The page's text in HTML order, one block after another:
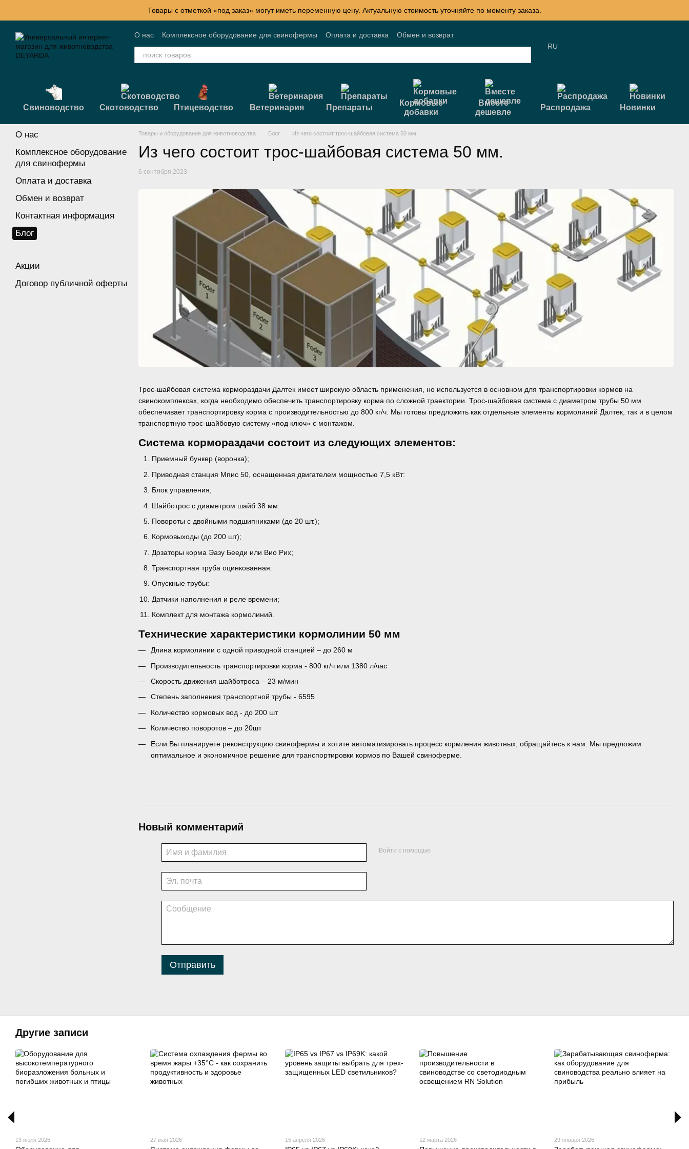
Товары с отметкой «под заказ» могут иметь переменную цену. Актуальную стоимость уточняйте по моменту заказа.
О нас Комплексное оборудование для свинофермы Оплата и доставка
Обмен и возврат
Контактная информация
Блог Акции Договор публичной оферты RU
Свиноводство Скотоводство Птицеводство Ветеринария Препараты
Кормовые
добавки
Вместе
дешевле
Распродажа Новинки
Товары и оборудование для животноводства Блог Из чего состоит трос-шайбовая система 50 мм.
Из чего состоит трос-шайбовая система 50 мм.
6 сентября 2023
Трос-шайбовая система кормораздачи Далтек имеет широкую область применения, но используется в основном для транспортировки кормов на
свинокомплексах, когда необходимо обеспечить транспортировку корма по сложной траектории. Трос-шайбовая система с диаметром трубы 50 мм
обеспечивает транспортировку корма с производительностью до 800 кг/ч. Мы готовы предложить как отдельные элементы кормолиний Далтек, так и в целом
транспортную трос-шайбовую систему «под ключ» с монтажом.
Система кормораздачи состоит из следующих элементов:
Приемный бункер (воронка);
Приводная станция Мпис 50, оснащенная двигателем мощностью 7,5 кВт:
Блок управления;
Шайботрос с диаметром шайб 38 мм:
Повороты с двойными подшипниками (до 20 шт.);
Кормовыходы (до 200 шт);
Дозаторы корма Эазу Бееди или Вио Рих;
Транспортная труба оцинкованная:
Опускные трубы:
Датчики наполнения и реле времени;
Комплект для монтажа кормолиний.
Технические характеристики кормолинии 50 мм
Длина кормолинии с одной приводной станцией – до 260 м
Производительность транспортировки корма - 800 кг/ч или 1380 л/час
Скорость движения шайботроса – 23 м/мин
Степень заполнения транспортной трубы - 6595
Количество кормовых вод - до 200 шт
Количество поворотов – до 20шт
Если Вы планируете реконструкцию свинофермы и хотите автоматизировать процесс кормления животных, обращайтесь к нам. Мы предложим
оптимальное и экономичное решение для транспортировки кормов по Вашей свиноферме.
Новый комментарий
Войти с помощью
Отправить
О нас
Комплексное оборудование
для свинофермы
Оплата и доставка
Обмен и возврат
Контактная информация
Блог
Акции
Договор публичной оферты
Другие записи
13 июля 2026 27 мая 2026 15 апреля 2026 12 марта 2026 29 января 2026